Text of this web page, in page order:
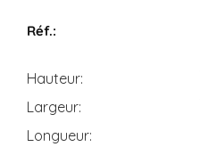
Hauteur
Largeur
Longueur